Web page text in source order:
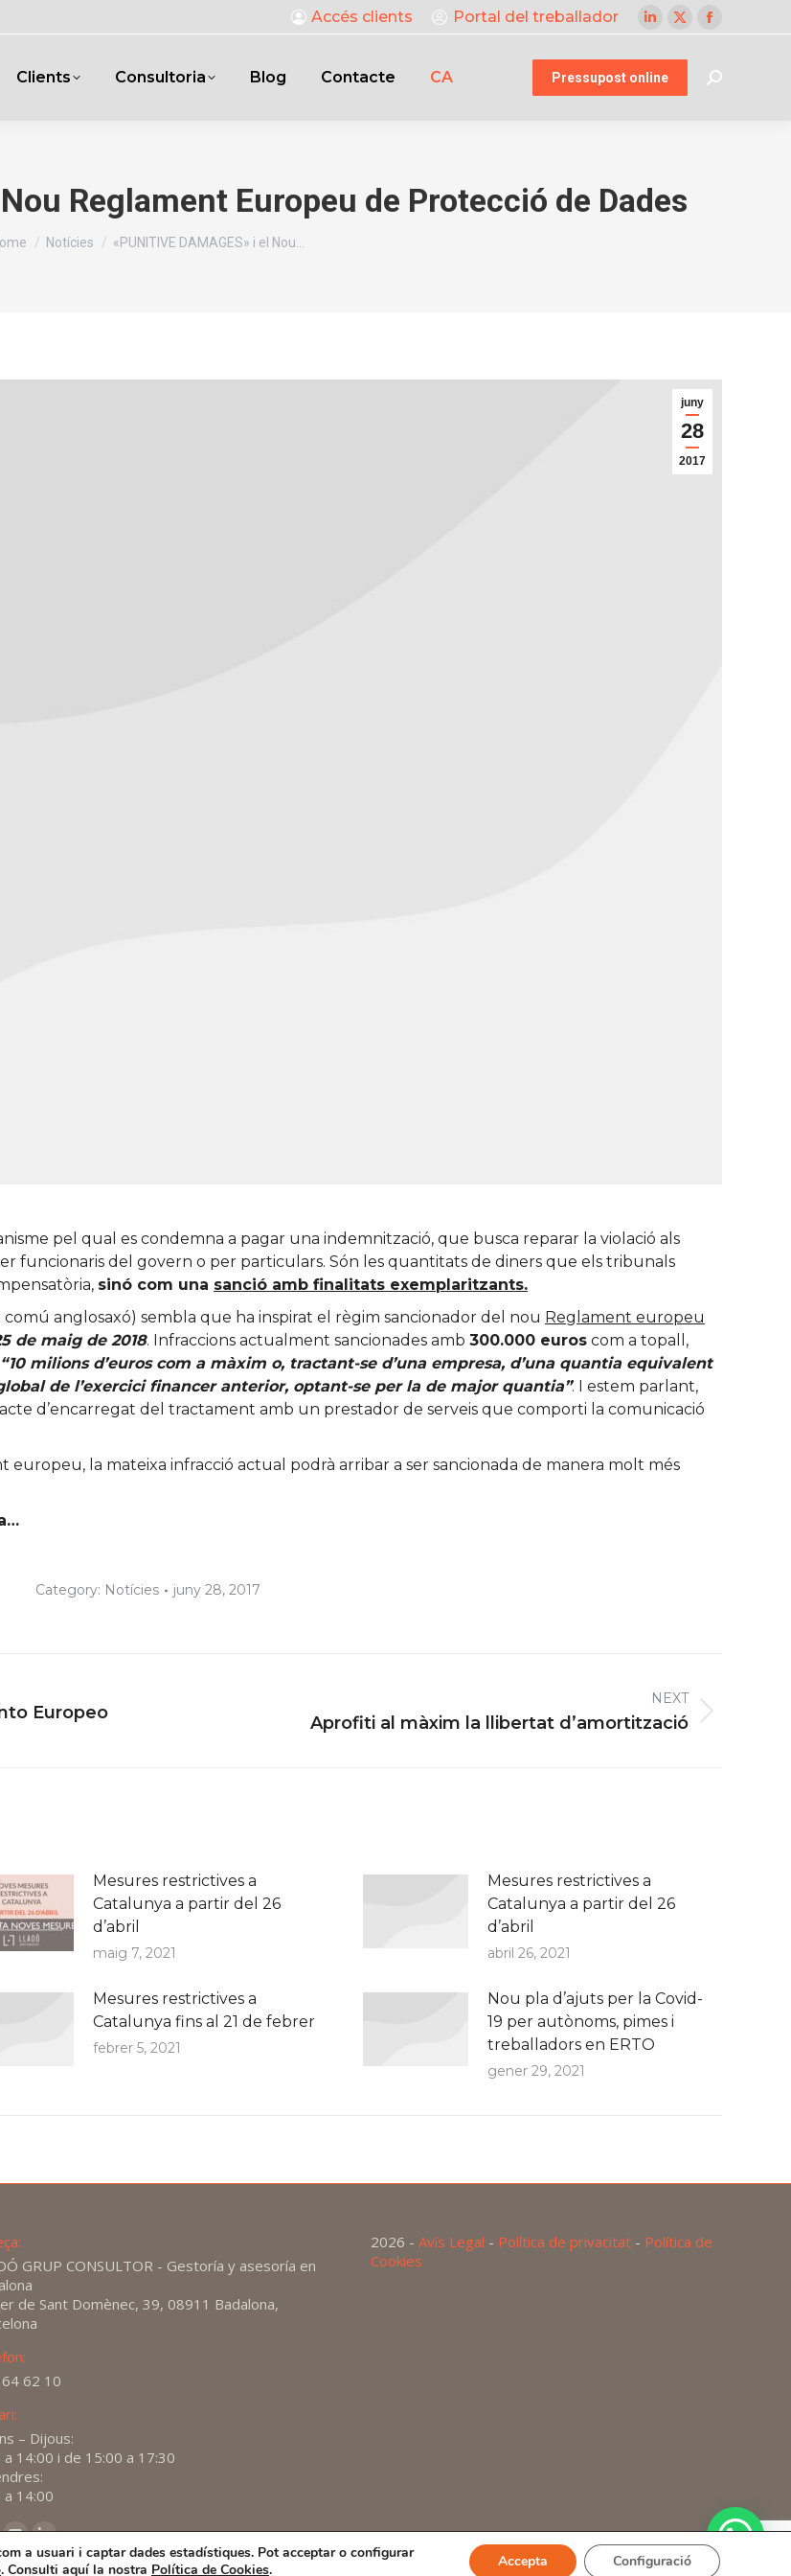
Accés clients Portal del treballador
Linkedin
opens
X
opens
Facebook
opens
Clients Consultoria Blog Contacte CA Pressupost online Search:
Reglament Europeu de Protecció de Dades
are here:
Notícies «PUNITIVE DAMAGES» i el Nou…
juny
28
2017
pel qual es condemna a pagar una indemnització, que busca reparar la violació als
funcionaris del govern o per particulars. Són les quantitats de diners que els tribunals
sinó com una sanció amb finalitats exemplaritzants.
anglosaxó) sembla que ha inspirat el règim sancionador del nou Reglament europeu
de maig de 2018. Infraccions actualment sancionades amb 300.000 euros com a topall,
“10 milions d’euros com a màxim o, tractant-se d’una empresa, d’una quantia equivalent
de l’exercici financer anterior, optant-se per la de major quantia”. I estem parlant,
d’encarregat del tractament amb un prestador de serveis que comporti la comunicació
europeu, la mateixa infracció actual podrà arribar a ser sancionada de manera molt més
Category: Notícies juny 28, 2017
Europeo
NEXT
Aprofiti al màxim la llibertat d’amortització
Mesures restrictives a
Catalunya a partir del 26
d’abril
maig 7, 2021
Mesures restrictives a
Catalunya a partir del 26
d’abril
abril 26, 2021
Mesures restrictives a
Catalunya fins al 21 de febrer
febrer 5, 2021
Nou pla d’ajuts per la Covid-
19 per autònoms, pimes i
treballadors en ERTO
gener 29, 2021
GRUP CONSULTOR - Gestoría y asesoría en
de Sant Domènec, 39, 08911 Badalona,
62 10
– Dijous:
a 14:00 i de 15:00 a 17:30
a 14:00
on:
YouTube
page
Linkedin
page
2026 -Avís Legal - Política de privacitat - Política de
Cookies
a usuari i captar dades estadístiques. Pot acceptar o configurar
. Consulti aquí la nostra Política de Cookies. Accepta Configuració